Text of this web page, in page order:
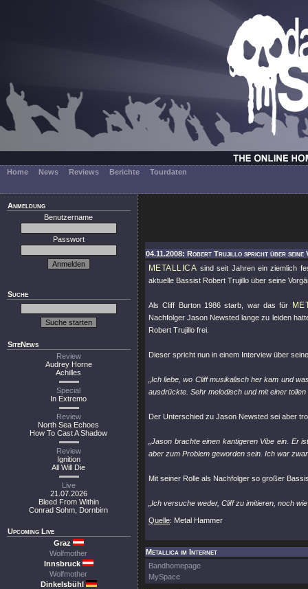
Home News Reviews Berichte Tourdaten
Anmeldung
Benutzername
Passwort
Suche
SiteNews
Review
Audrey Horne
Achilles
Special
In Extremo
Review
North Sea Echoes
How To Cast A Shadow
Review
Ignition
All Will Die
Live
21.07.2026
Bleed From Within
Conrad Sohm, Dornbirn
Upcoming Live
Graz
Wolfmother
Innsbruck
Wolfmother
Dinkelsbühl
04.11.2008: Robert Trujillo spricht über seine
METALLICA sind seit Jahren ein ziemlich
aktuelle Bassist Robert Trujillo über seine
Als Cliff Burton 1986 starb, war das für
Nachfolger Jason Newsted lange zu leiden
Robert Trujillo frei.
Dieser spricht nun in einem Interview über
„Ich liebe, wo Cliff musikalisch her kam und
ausdrückte. Sehr melodisch und mit einer tollen
Der Unterschied zu Jason Newsted sei aber
„Jason brachte einen kantigeren Vibe ein. Er
aber zum Problem geworden sein. Ich war
Mit seiner Rolle als Nachfolger so großer
„Ich versuche weder, Cliff zu imitieren, noch
Quelle: Metal Hammer
Metallica im Internet
Bandhomepage
MySpace